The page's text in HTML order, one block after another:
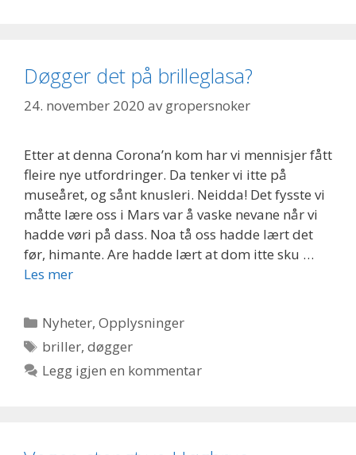
Døgger det på brilleglasa?
24. november 2020 avgropersnoker
Etter at denna Corona’n kom har vi mennisjer fått
fleire nye utfordringer. Da tenker vi itte på
museåret, og sånt knusleri. Neidda! Det fysste vi
måtte lære oss i Mars var å vaske nevane når vi
hadde vøri på dass. Noa tå oss hadde lært det
før, himante. Are hadde lært at dom itte sku …
Les mer
Kategorier
Nyheter,Opplysninger
Stikkord
briller,døgger
Legg igjen en kommentar